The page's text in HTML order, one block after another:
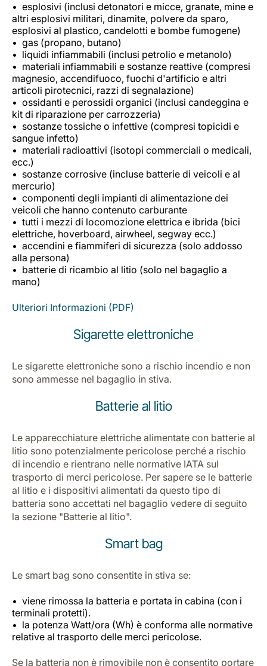
esplosivi (inclusi detonatori e micce, granate, mine e
altri esplosivi militari, dinamite, polvere da sparo,
esplosivi al plastico, candelotti e bombe fumogene)
gas (propano, butano)
liquidi infiammabili (inclusi petrolio e metanolo)
materiali infiammabili e sostanze reattive (compresi
magnesio, accendifuoco, fuochi d'artificio e altri
articoli pirotecnici, razzi di segnalazione)
ossidanti e perossidi organici (inclusi candeggina e
kit di riparazione per carrozzeria)
sostanze tossiche o infettive (compresi topicidi e
sangue infetto)
materiali radioattivi (isotopi commerciali o medicali,
ecc.)
sostanze corrosive (incluse batterie di veicoli e al
mercurio)
componenti degli impianti di alimentazione dei
veicoli che hanno contenuto carburante
tutti i mezzi di locomozione elettrica e ibrida (bici
elettriche, hoverboard, airwheel, segway ecc.)
accendini e fiammiferi di sicurezza (solo addosso
alla persona)
batterie di ricambio al litio (solo nel bagaglio a
mano)
Ulteriori Informazioni (PDF)
Sigarette elettroniche
Le sigarette elettroniche sono a rischio incendio e non
sono ammesse nel bagaglio in stiva.
Batterie al litio
Le apparecchiature elettriche alimentate con batterie al
litio sono potenzialmente pericolose perché a rischio
di incendio e rientrano nelle normative IATA sul
trasporto di merci pericolose. Per sapere se le batterie
al litio e i dispositivi alimentati da questo tipo di
batteria sono accettati nel bagaglio vedere di seguito
la sezione "Batterie al litio".
Smart bag
Le smart bag sono consentite in stiva se:
viene rimossa la batteria e portata in cabina (con i
terminali protetti).
la potenza Watt/ora (Wh) è conforma alle normative
relative al trasporto delle merci pericolose.
Se la batteria non è rimovibile non è consentito portare